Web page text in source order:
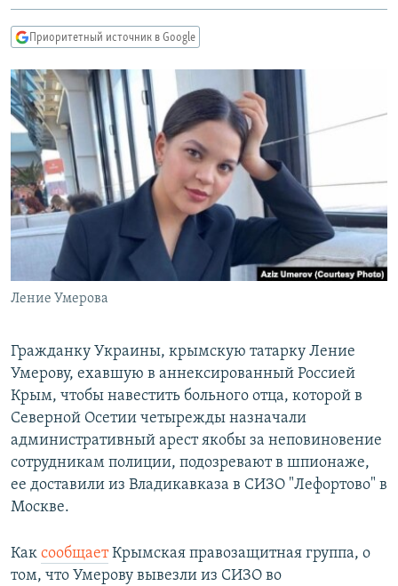
Вернутся
КАВКАЗ.РЕАЛИИ
СИБИРЬ.РЕАЛИИ
РАСПИСАНИЕ ВЕЩАНИЯ
ПОДПИШИТЕСЬ НА РАССЫЛКУ
СОЦИАЛЬНЫЕ СЕТИ
Приоритетный источник в Google
Ление Умерова
Гражданку Украины, крымскую татарку Ление
Умерову, ехавшую в аннексированный Россией
Крым, чтобы навестить больного отца, которой в
Северной Осетии четырежды назначали
административный арест якобы за неповиновение
сотрудникам полиции, подозревают в шпионаже,
ее доставили из Владикавказа в СИЗО "Лефортово" в
Москве.
Как сообщаетКрымская правозащитная группа, о
том, что Умерову вывезли из СИЗО во